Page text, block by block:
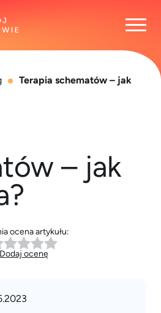
Terapia schematów – jak
– jak
ocena artykułu:
Dodaj ocenę